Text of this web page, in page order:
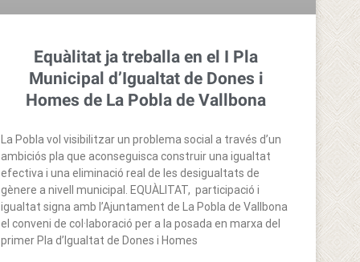
Equàlitat ja treballa en el I Pla
Municipal d’Igualtat de Dones i
Homes de La Pobla de Vallbona
La Pobla vol visibilitzar un problema social a través d’un
ambiciós pla que aconseguisca construir una igualtat
efectiva i una eliminació real de les desigualtats de
gènere a nivell municipal. EQUÀLITAT, participació i
igualtat signa amb l’Ajuntament de La Pobla de Vallbona
el conveni de col·laboració per a la posada en marxa del
primer Pla d’Igualtat de Dones i Homes